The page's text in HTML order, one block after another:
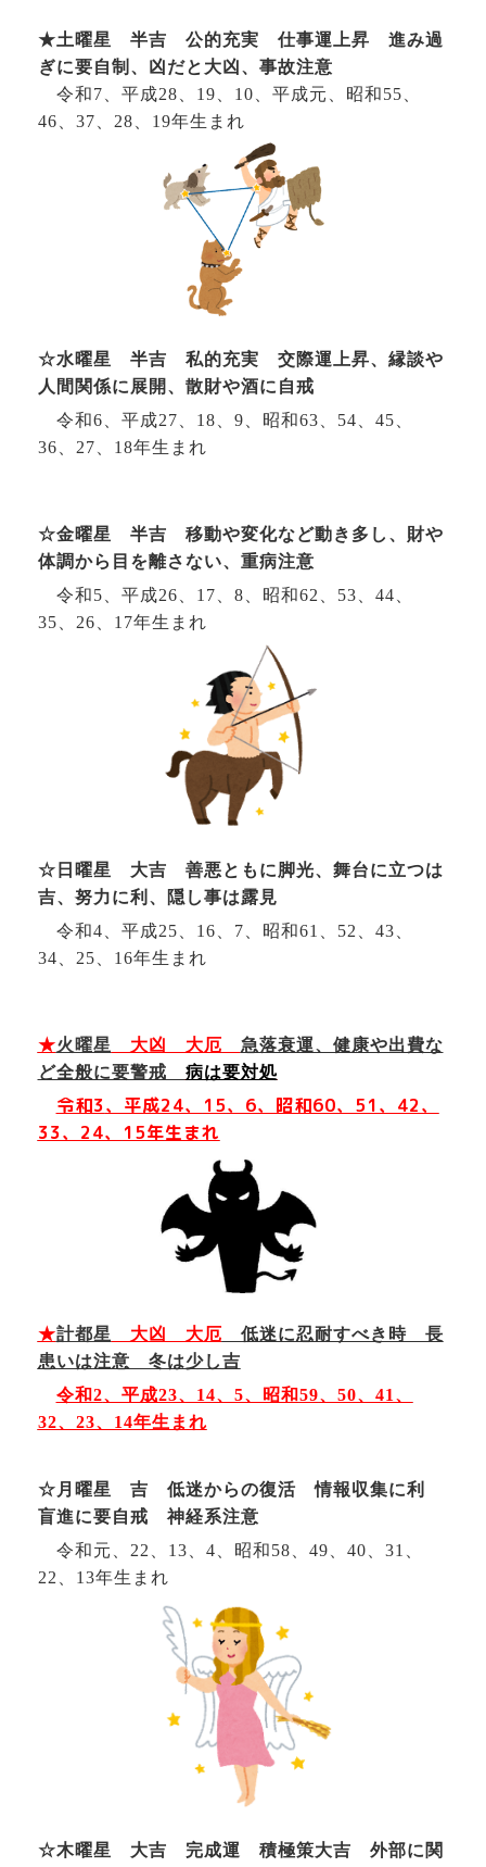
★土曜星 半吉 公的充実 仕事運上昇 進み過
ぎに要自制、凶だと大凶、事故注意
令和7、平成28、19、10、平成元、昭和55、
46、37、28、19年生まれ
☆水曜星 半吉 私的充実 交際運上昇、縁談や
人間関係に展開、散財や酒に自戒
令和6、平成27、 18 、9、昭和63、54、 45
36
27、18年生まれ
☆金曜星 半吉 移動や変化など動き多し、財や
体調から目を離さない、重病注意
令和5、平成26 17 、8、昭和62、53、44、
35
26、17年生まれ
☆日曜星 大吉 善悪ともに脚光、舞台に立つは
吉、努力に利、隠し事は露見
令和4、平成25 16 、7、昭和61、52、43、
34、 25 16年生まれ
★火曜星 大凶 大厄
急落衰運、健康や出費な
ど全般に要警戒 病は要対処
令和3、平成24、 15、6、昭和60、51、42、
33、24、 15年生まれ
★計都星 大凶 大厄 低迷に忍耐すべき時 長
患いは注意 冬は少し吉
令和2、平成23、14、5、昭和59、50、41、
32、23、14年生まれ
☆月曜星 吉 低迷からの復活 情報収集に利
盲進に要自戒 神経系注意
令和元、22、13、4、昭和58、 49 、40、31、
22 、13年生まれ
☆木曜星 大吉 完成運 積極策大吉 外部に関